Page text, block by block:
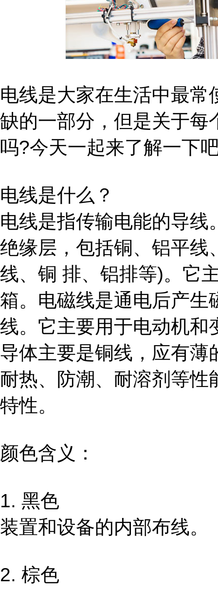
电线是大家在生活中最
缺的一部分，但是关于每
吗?今天一起来了解一下
电线是什么？
电线是指传输电能的导
绝缘层，包括铜、铝平线
线、铜 排、铝排等)。它
箱。电磁线是通电后产生
线。它主要用于电动机和
导体主要是铜线，应有薄
耐热、防潮、耐溶剂等
特性。
颜色含义：
1. 黑色
装置和设备的内部布线。
2. 棕色